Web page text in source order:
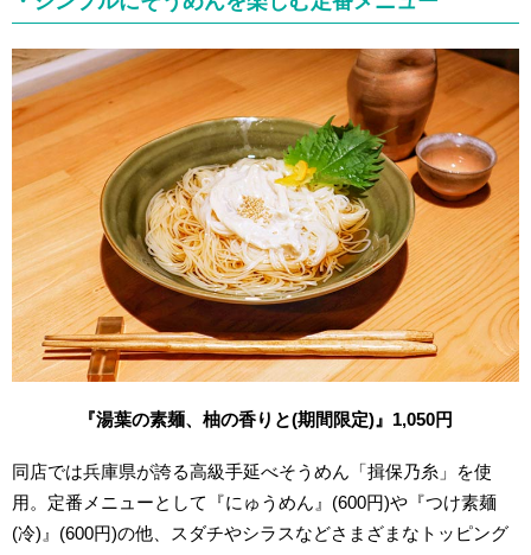
『湯葉の素麺、柚の香りと(期間限定)』1,050円
同店では兵庫県が誇る高級手延べそうめん「揖保乃糸」を使
用。定番メニューとして『にゅうめん』(600円)や『つけ素麺
(冷)』(600円)の他、スダチやシラスなどさまざまなトッピング